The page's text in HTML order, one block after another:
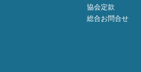
協会定款
総合お問合せ